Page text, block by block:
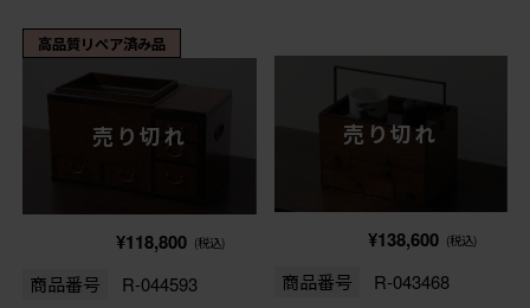
高品質リペア済み品
売り切れ
¥118,800 (税込)
商品番号 R-044593
売り切れ
¥138,600 (税込)
商品番号 R-043468